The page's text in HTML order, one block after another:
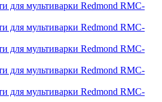
для мультиварки Redmond RMC-
для мультиварки Redmond RMC-
для мультиварки Redmond RMC-
для мультиварки Redmond RMC-
для мультиварки Redmond RMC-